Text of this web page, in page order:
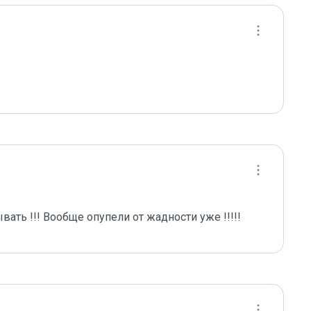
!!! Вообще опупели от жадности уже !!!!!